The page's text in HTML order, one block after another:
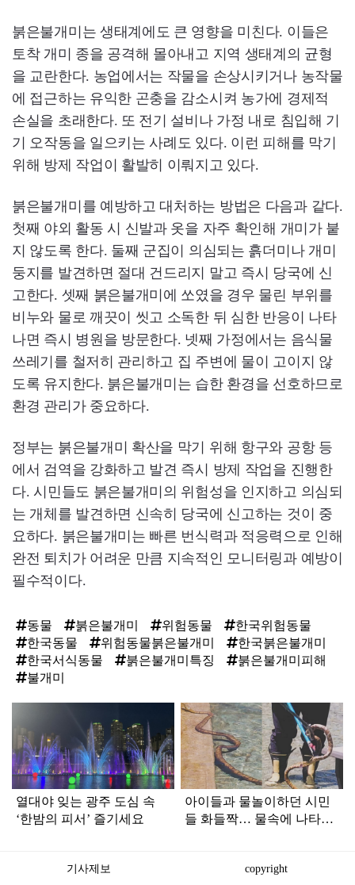
붉은불개미는 생태계에도 큰 영향을 미친다. 이들은
토착 개미 종을 공격해 몰아내고 지역 생태계의 균형
을 교란한다. 농업에서는 작물을 손상시키거나 농작물
에 접근하는 유익한 곤충을 감소시켜 농가에 경제적
손실을 초래한다. 또 전기 설비나 가정 내로 침입해 기
기 오작동을 일으키는 사례도 있다. 이런 피해를 막기
위해 방제 작업이 활발히 이뤄지고 있다.
붉은불개미를 예방하고 대처하는 방법은 다음과 같다.
첫째 야외 활동 시 신발과 옷을 자주 확인해 개미가 붙
지 않도록 한다. 둘째 군집이 의심되는 흙더미나 개미
둥지를 발견하면 절대 건드리지 말고 즉시 당국에 신
고한다. 셋째 붉은불개미에 쏘였을 경우 물린 부위를
비누와 물로 깨끗이 씻고 소독한 뒤 심한 반응이 나타
나면 즉시 병원을 방문한다. 넷째 가정에서는 음식물
쓰레기를 철저히 관리하고 집 주변에 물이 고이지 않
도록 유지한다. 붉은불개미는 습한 환경을 선호하므로
환경 관리가 중요하다.
정부는 붉은불개미 확산을 막기 위해 항구와 공항 등
에서 검역을 강화하고 발견 즉시 방제 작업을 진행한
다. 시민들도 붉은불개미의 위험성을 인지하고 의심되
는 개체를 발견하면 신속히 당국에 신고하는 것이 중
요하다. 붉은불개미는 빠른 번식력과 적응력으로 인해
완전 퇴치가 어려운 만큼 지속적인 모니터링과 예방이
필수적이다.
동물 붉은불개미 위험동물
한국위험동물
한국동물
위험동물붉은불개미
한국붉은불개미
한국서식동물
붉은불개미특징
붉은불개미피해
불개미
인
열대야 잊는 광주 도심 속
‘한밤의 피서’ 즐기세요
아이들과 물놀이하던 시민
들 화들짝… 물속에 나타난
기사제보 copyright